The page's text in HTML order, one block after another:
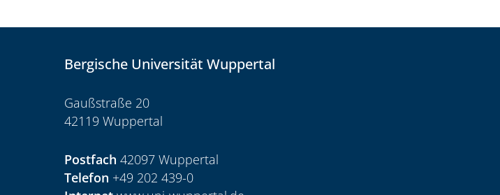
Bergische Universität Wuppertal
Gaußstraße 20
42119 Wuppertal
Postfach 42097 Wuppertal
Telefon +49 202 439-0